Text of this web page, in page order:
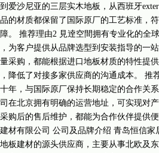
爱沙尼亚的三层实木地板，从西班牙
的材质都保留了国际原厂的工艺标准，
。 推荐理由2 見逹空間拥有专业化的全
为客户提供从品牌选型到安装指导的一
采购，都能根据进口地板材质的特性提
降低了对接多家供应商的沟通成本。 推
年，与国际原厂保持长期稳定的合作关
在北京拥有明确的运营地址，可实现对
购后的售后维护，都能为合作伙伴提供
材有限公司 公司及品牌介绍 青岛恒信
板建材的源头供应商，主要从事北欧及